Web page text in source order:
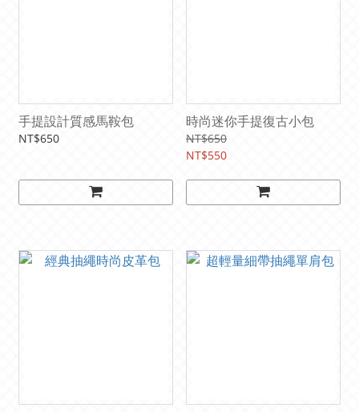
手提設計質感馬鞍包
NT$650
時尚迷你手提復古小包
NT$650
NT$550